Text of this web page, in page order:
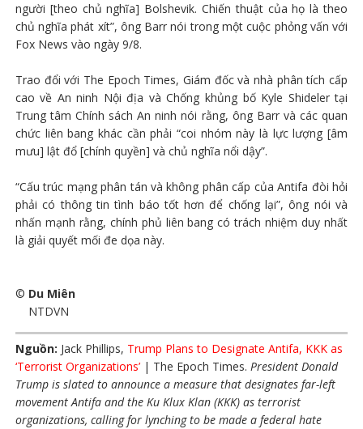
người [theo chủ nghĩa] Bolshevik. Chiến thuật của họ là theo
chủ nghĩa phát xít”, ông Barr nói trong một cuộc phỏng vấn với
Fox News vào ngày 9/8.
Trao đổi với The Epoch Times, Giám đốc và nhà phân tích cấp
cao về An ninh Nội địa và Chống khủng bố Kyle Shideler tại
Trung tâm Chính sách An ninh nói rằng, ông Barr và các quan
chức liên bang khác cần phải “coi nhóm này là lực lượng [âm
mưu] lật đổ [chính quyền] và chủ nghĩa nổi dậy”.
“Cấu trúc mạng phân tán và không phân cấp của Antifa đòi hỏi
phải có thông tin tình báo tốt hơn để chống lại”, ông nói và
nhấn mạnh rằng, chính phủ liên bang có trách nhiệm duy nhất
là giải quyết mối đe dọa này.
© Du Miên
NTDVN
Nguồn: Jack Phillips, Trump Plans to Designate Antifa, KKK as
‘Terrorist Organizations’| The Epoch Times. President Donald
Trump is slated to announce a measure that designates far-left
movement Antifa and the Ku Klux Klan (KKK) as terrorist
organizations, calling for lynching to be made a federal hate